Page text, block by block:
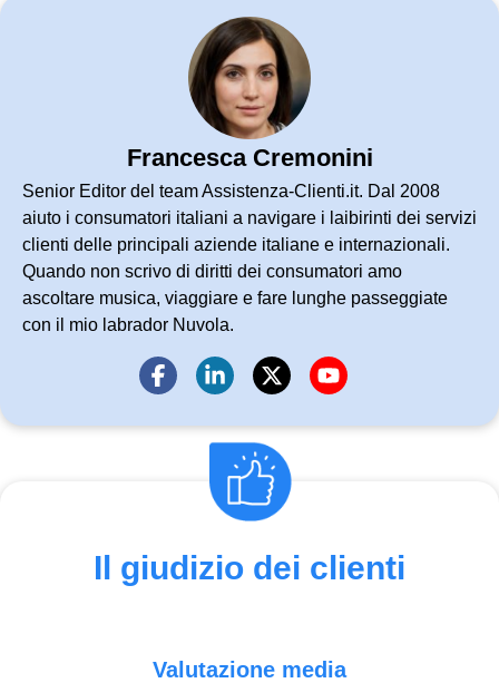
Francesca Cremonini
Senior Editor del team Assistenza-Clienti.it. Dal 2008
aiuto i consumatori italiani a navigare i laibirinti dei servizi
clienti delle principali aziende italiane e internazionali.
Quando non scrivo di diritti dei consumatori amo
ascoltare musica, viaggiare e fare lunghe passeggiate
con il mio labrador Nuvola.
Il giudizio dei clienti
Valutazione media